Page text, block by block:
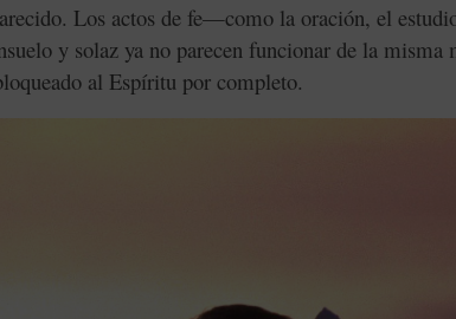
Los actos de fe—como la oración, el
y solaz ya no parecen funcionar de la misma
al Espíritu por completo.